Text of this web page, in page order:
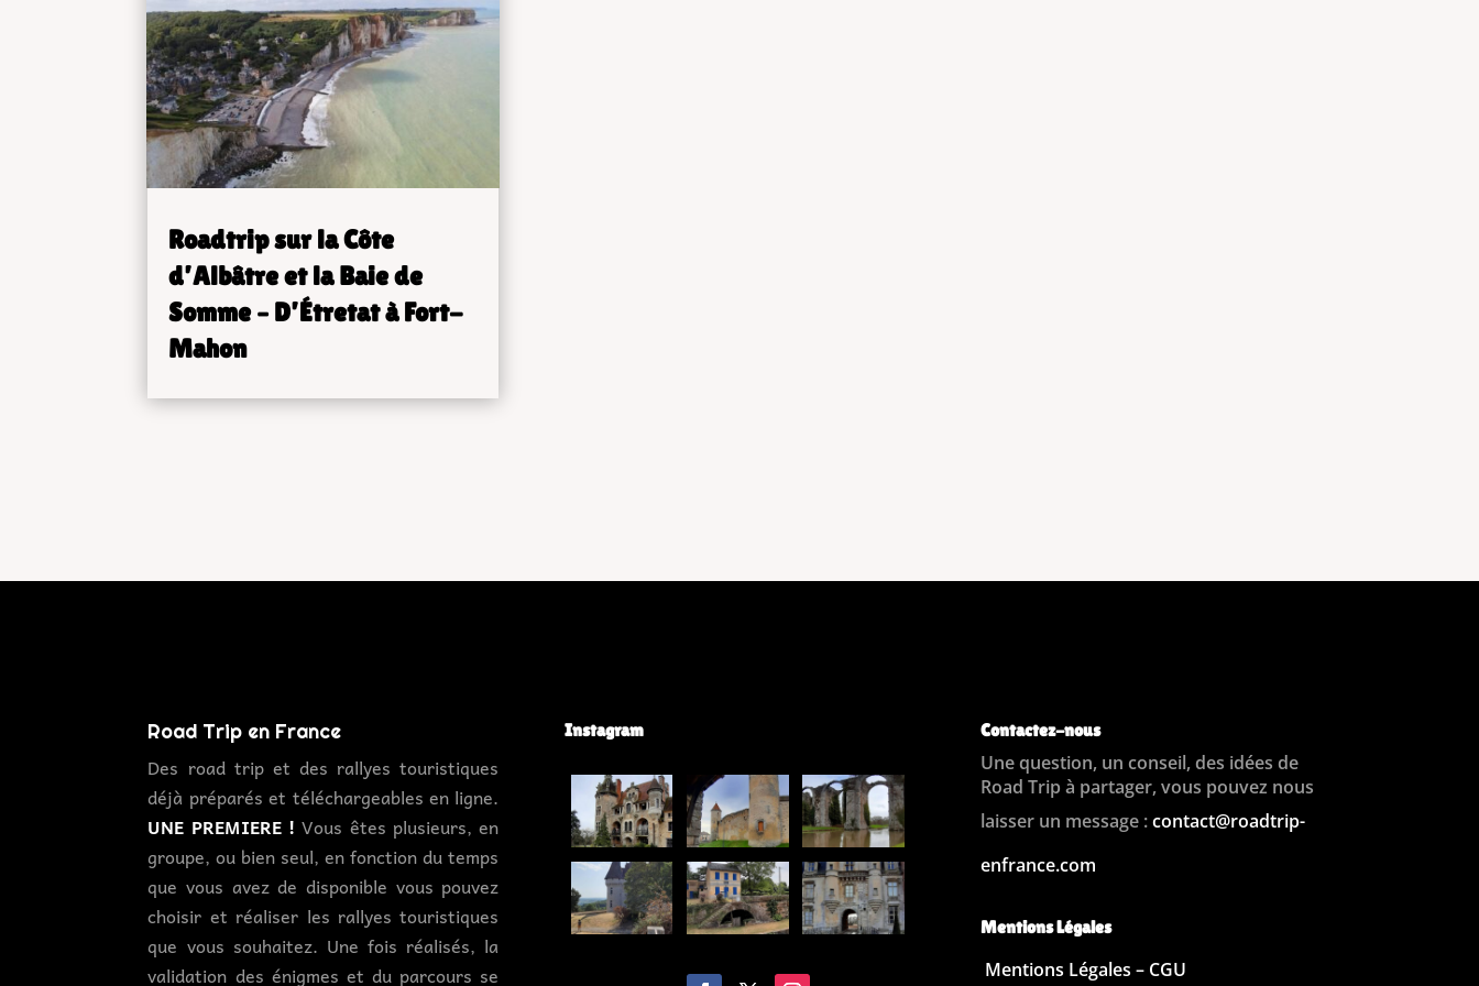
Roadtrip sur la Côte
d’Albâtre et la Baie de
Somme – D’Étretat à Fort-
Mahon
Road Trip en France
Des road trip et des rallyes touristiques
déjà préparés et téléchargeables en ligne.
UNE PREMIERE ! Vous êtes plusieurs, en
groupe, ou bien seul, en fonction du temps
que vous avez de disponible vous pouvez
choisir et réaliser les rallyes touristiques
que vous souhaitez. Une fois réalisés, la
validation des énigmes et du parcours se
Instagram Contactez-nous
Une question, un conseil, des idées de
Road Trip à partager, vous pouvez nous
laisser un message :contact@roadtrip-
enfrance.com
Mentions Légales
Mentions Légales – CGU